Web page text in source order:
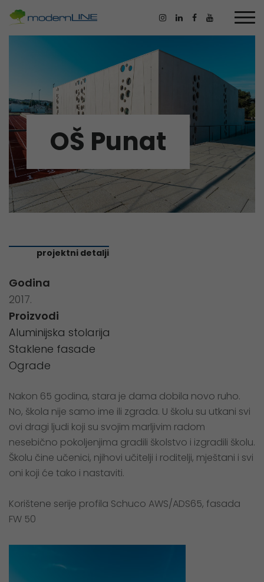
OŠ Punat
projektni detalji
Godina
2017.
Proizvodi
Aluminijska stolarija
Staklene fasade
Ograde
Nakon 65 godina, stara je dama dobila novo ruho.
No, škola nije samo ime ili zgrada. U školu su utkani svi
ovi dragi ljudi koji su svojim marljivim radom
nesebično pokoljenjima gradili školstvo i izgradili školu.
Školu čine učenici, njihovi učitelji i roditelji, mještani i svi
oni koji će tako i nastaviti.
Korištene serije profila Schuco AWS/ADS65, fasada
FW 50